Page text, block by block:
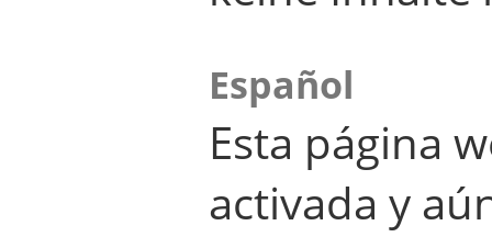
Español
Esta página
activada y